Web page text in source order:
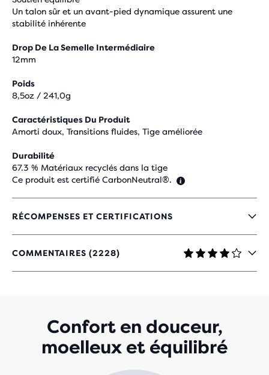
Un talon sûr et un avant-pied dynamique assurent une
stabilité inhérente
Drop De La Semelle Intermédiaire
12mm
Poids
8,5oz / 241,0g
Caractéristiques Du Produit
Amorti doux, Transitions fluides, Tige améliorée
Durabilité
67.3 % Matériaux recyclés dans la tige
Ce produit est certifié CarbonNeutral®.
RÉCOMPENSES ET CERTIFICATIONS
COMMENTAIRES (2228)
4
SUR
Confort en douceur,
moelleux et équilibré